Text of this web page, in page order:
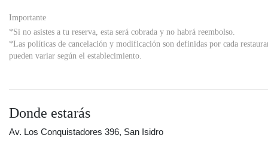
Importante
*Si no asistes a tu reserva, esta será cobrada y no habrá reembolso.
*Las políticas de cancelación y modificación son definidas por cada
pueden variar según el establecimiento.
Donde estarás
Av. Los Conquistadores 396, San Isidro